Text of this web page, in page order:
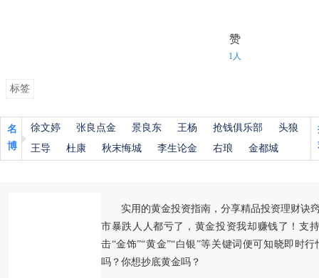
赞
1人
标签
名
博
徐文婷 张良点金 景良东 王杨 抢钱俱乐部
头狼
王导
杜康 秋末悔城 李生论金 右琅 金都城
实用的黄金投资指南，分享精品投资理财诀
市暴跌人人都亏了，黄金投资我却赚钱了！支
击“金饰”“黄金”“白银”等关键词便可知晓即时
吗？你想抄底黄金吗？